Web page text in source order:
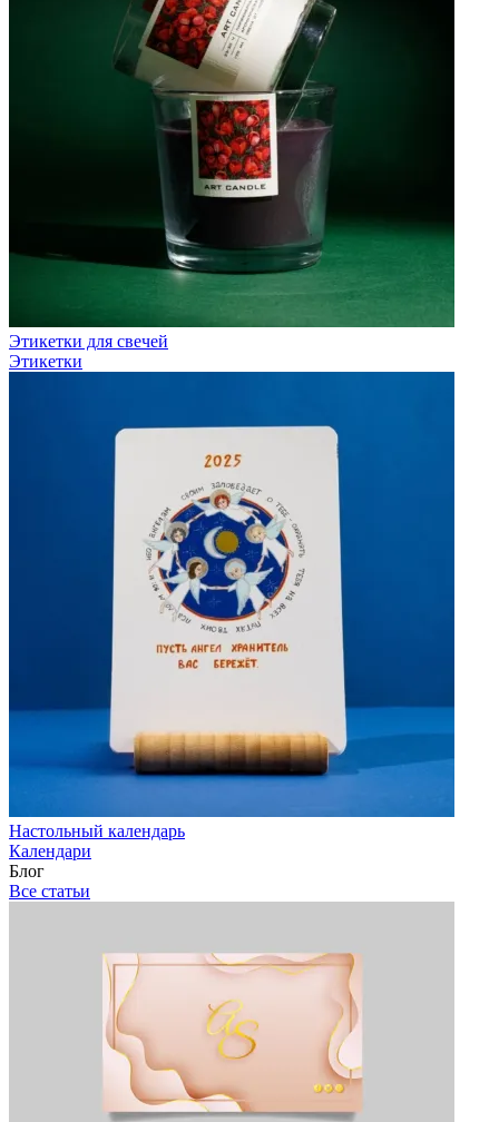
Этикетки для свечей
Этикетки
Настольный календарь
Календари
Блог
Все статьи